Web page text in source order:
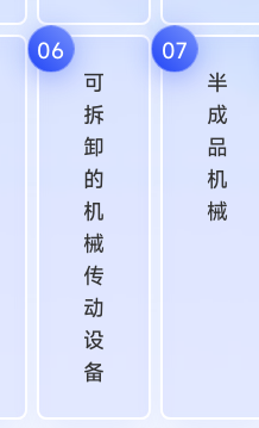
06
可
拆
卸
的
机
械
传
动
设
备
07
半
成
品
机
械